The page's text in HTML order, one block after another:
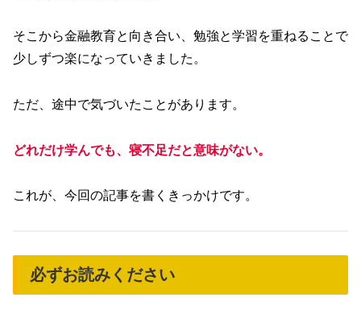
そこから金融教育と向き合い、勉強と学習を重ねることで
少しずつ楽になっていきました。
ただ、途中で気づいたことがあります。
どれだけ学んでも、寝不足だと意味がない。
これが、今回の記事を書くきっかけです。
必ずお読みください